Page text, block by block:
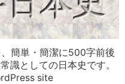
簡単・簡潔に500字前後
識としての日本史です。
site


Prev